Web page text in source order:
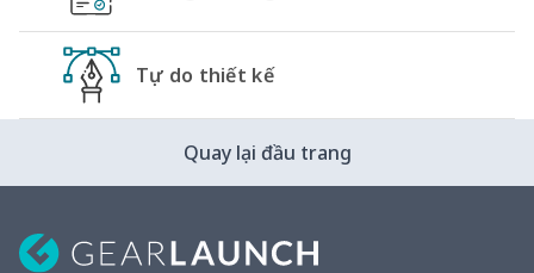
Tự do thiết kế
Quay lại đầu trang